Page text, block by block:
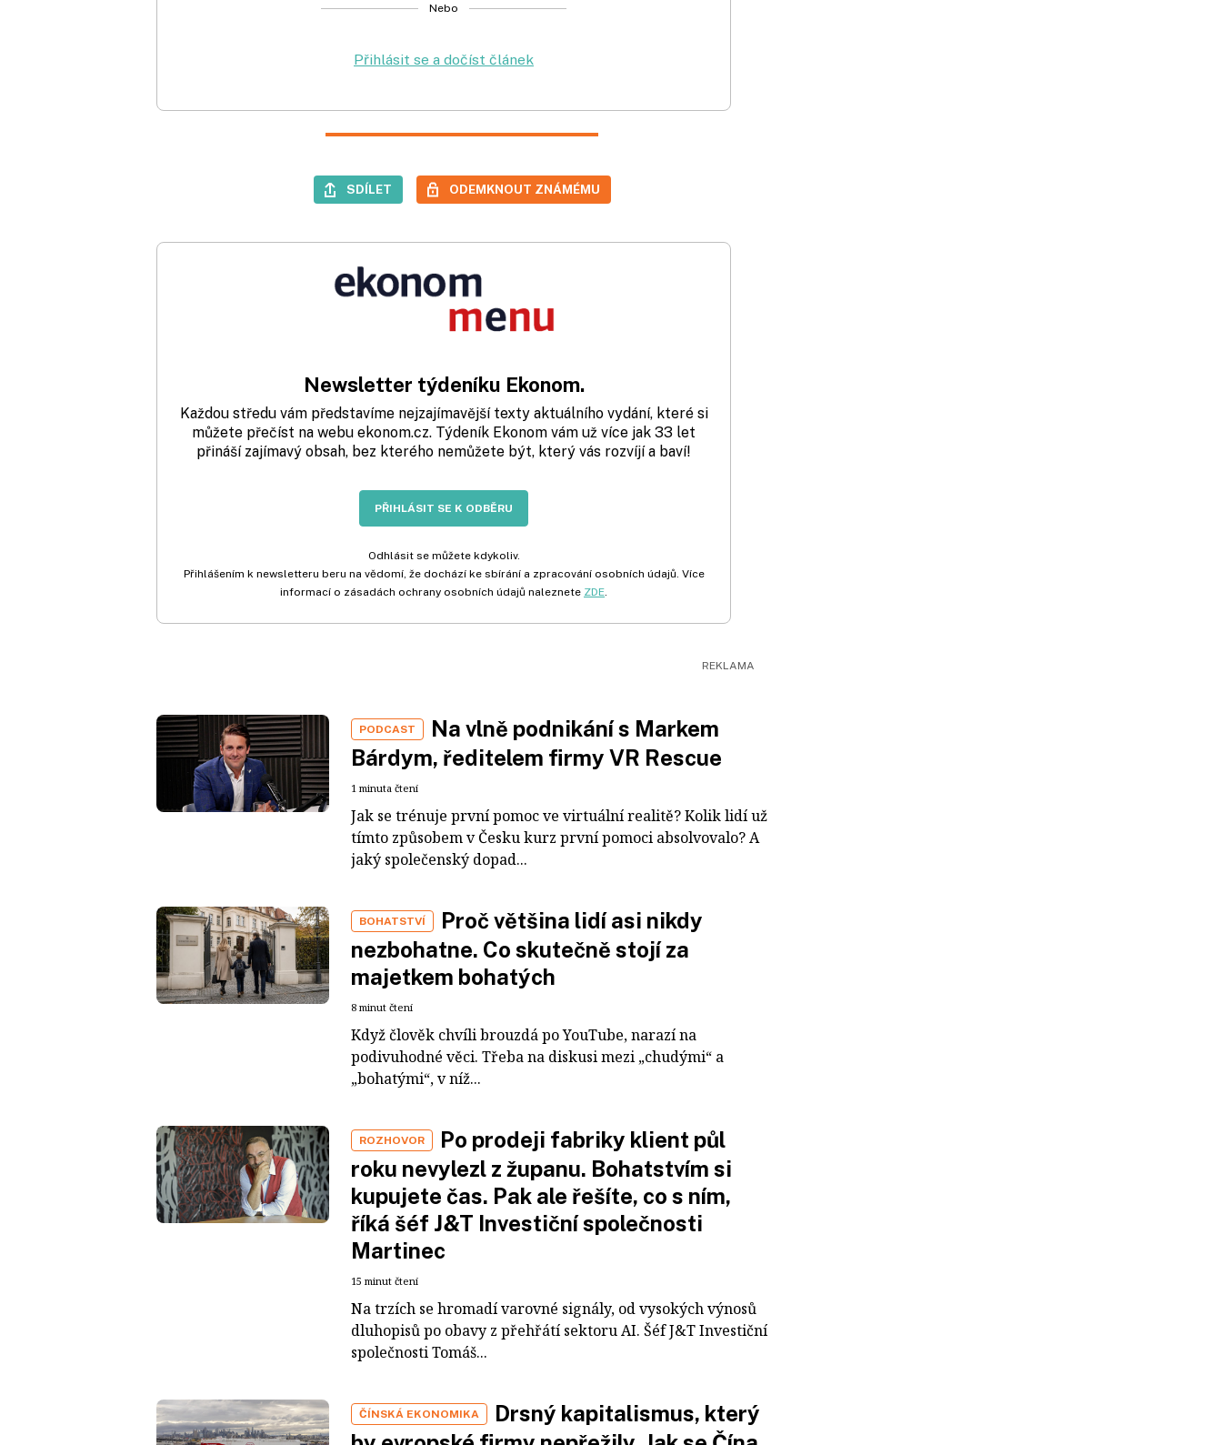
Nebo
Přihlásit se a dočíst článek
SDÍLET ODEMKNOUT ZNÁMÉMU
Newsletter týdeníku Ekonom.
Každou středu vám představíme nejzajímavější texty aktuálního vydání, které si
můžete přečíst na webu ekonom.cz. Týdeník Ekonom vám už více jak 33 let
přináší zajímavý obsah, bez kterého nemůžete být, který vás rozvíjí a baví!
PŘIHLÁSIT SE K ODBĚRU
Odhlásit se můžete kdykoliv.
Přihlášením k newsletteru beru na vědomí, že dochází ke sbírání a zpracování osobních údajů. Více
informací o zásadách ochrany osobních údajů naleznete ZDE
PODCAST
Na vlně podnikání s Markem
Bárdym, ředitelem firmy VR Rescue
1 minuta čtení
Jak se trénuje první pomoc ve virtuální realitě? Kolik lidí už
tímto způsobem v Česku kurz první pomoci absolvovalo? A
jaký společenský dopad...
BOHATSTVÍ
Proč většina lidí asi nikdy
nezbohatne. Co skutečně stojí za
majetkem bohatých
8 minut čtení
Když člověk chvíli brouzdá po YouTube, narazí na
podivuhodné věci. Třeba na diskusi mezi „chudými“ a
„bohatými“, v níž...
ROZHOVOR
Po prodeji fabriky klient půl
roku nevylezl z županu. Bohatstvím si
kupujete čas. Pak ale řešíte, co s ním,
říká šéf J&T Investiční společnosti
Martinec
15 minut čtení
Na trzích se hromadí varovné signály, od vysokých výnosů
dluhopisů po obavy z přehřátí sektoru AI. Šéf J&T Investiční
společnosti Tomáš...
ČÍNSKÁ EKONOMIKA
Drsný kapitalismus, který